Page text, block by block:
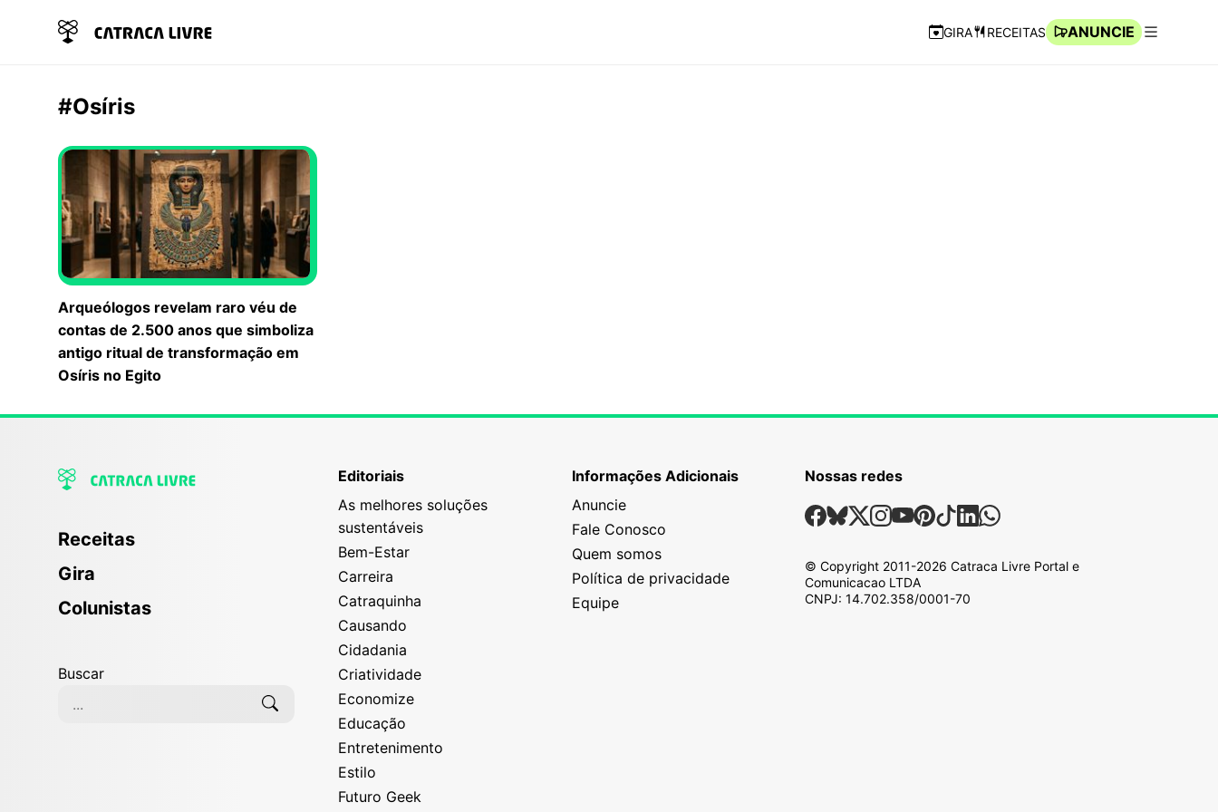
Navegação Rápida
GIRA RECEITAS
ANUNCIE
#Osíris
Arqueólogos revelam raro véu de
contas de 2.500 anos que simboliza
antigo ritual de transformação em
Osíris no Egito
Receitas
Gira
Colunistas
Buscar
Editoriais
As melhores soluções
sustentáveis
Bem-Estar
Carreira
Catraquinha
Causando
Cidadania
Criatividade
Economize
Educação
Entretenimento
Estilo
Futuro Geek
Informações Adicionais
Anuncie
Fale Conosco
Quem somos
Política de privacidade
Equipe
Nossas redes
Nossas Redes Sociais
Facebook
Bsky
X Instagram
Youtube
Pinterest
TiktokLinkedin
Whatsapp
© Copyright 2011-2026 Catraca Livre Portal e
Comunicacao LTDA
CNPJ: 14.702.358/0001-70